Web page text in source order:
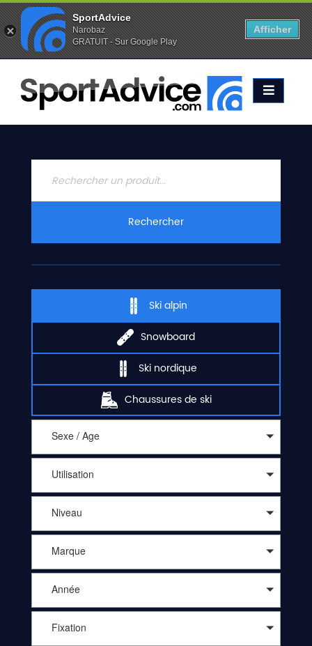
Favoris (0) Alertes (0)
ACCUEIL
SKIS
2020
CONTACT
Rechercher
Ski alpin
Snowboard
Ski nordique
Chaussures de ski
Sexe / Age
Utilisation
Niveau
Marque
Année
Fixation
SportAdvice
Narobaz
GRATUIT - Sur Google Play
Afficher